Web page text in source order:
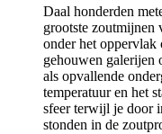
Daal honderden
grootste zoutmijnen
onder het
gehouwen galerijen
als opvallende
temperatuur en het
sfeer terwijl je door
stonden in de